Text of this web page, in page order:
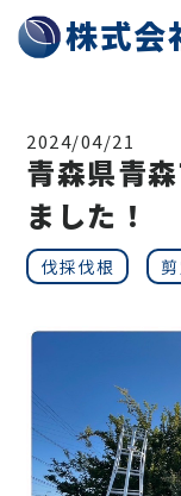
株式会
2024/04/21
青森県青
ました！
伐採伐根